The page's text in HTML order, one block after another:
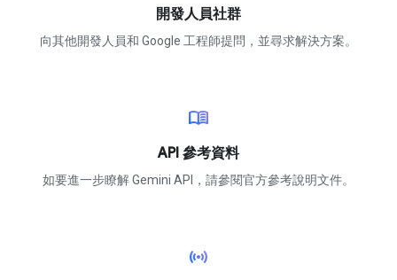
開發人員社群
向其他開發人員和 Google 工程師提問，並尋求解決方案。
menu_book
API 參考資料
如要進一步瞭解 Gemini API，請參閱官方參考說明文件。
sensors